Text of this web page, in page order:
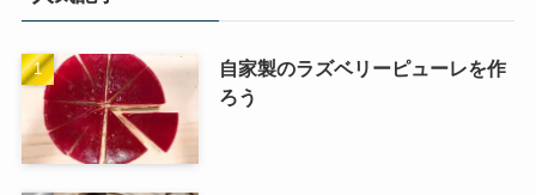
自家製のラズベリーピューレを作
ろう